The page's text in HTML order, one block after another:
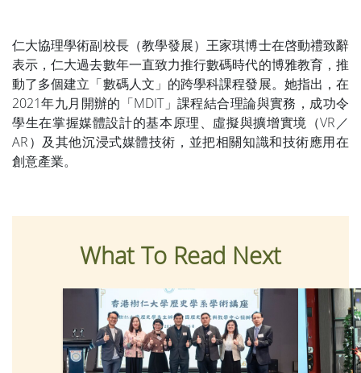
仁大協理學術副校長（教學發展）王家琪博士在啓動禮致辭
表示，仁大過去數年一直致力推行數碼時代的博雅教育，推
動了多個建立「數碼人文」的跨學科課程發展。她指出，在
2021年九月開辦的「MDIT」課程結合理論與實務，成功令
學生在掌握媒體設計的基本原理、虛擬與擴增實境（VR／
AR）及其他沉浸式媒體技術，並把相關知識和技術應用在
創意產業。
What To Read Next